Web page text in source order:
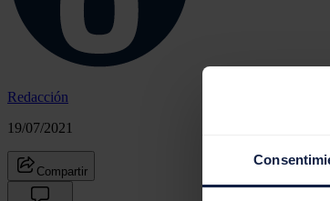
Redacción
19/07/2021
Compartir